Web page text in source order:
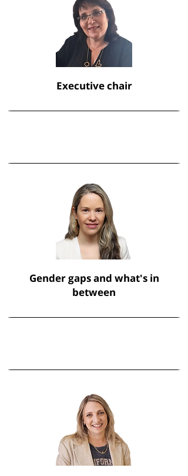
Executive chair
Gender gaps and what's in
between